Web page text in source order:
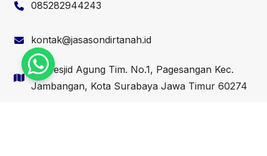
085282944243
kontak@jasasondirtanah.id
Jl. Mesjid Agung Tim. No.1, Pagesangan Kec.
Jambangan, Kota Surabaya Jawa Timur 60274